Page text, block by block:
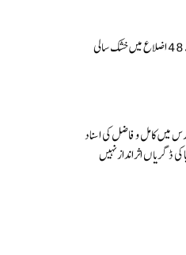
مدھیہ پردیش کے 48 اضلاع میں خشک سالی
میں کامل و فاضل کی اسناد
کی ڈگریا ں اثرانداز نہیں